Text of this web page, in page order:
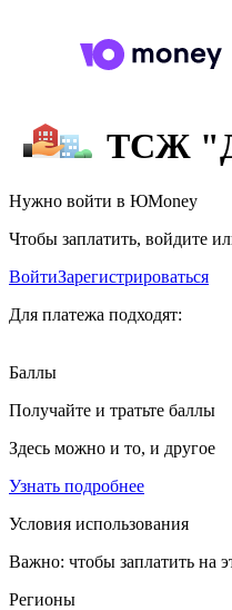
ТСЖ
Нужно войти в ЮMoney
Чтобы заплатить, войдите
ВойтиЗарегистрироваться
Для платежа подходят:
Баллы
Получайте и тратьте баллы
Здесь можно и то, и другое
Узнать подробнее
Условия использования
Важно: чтобы заплатить
Регионы